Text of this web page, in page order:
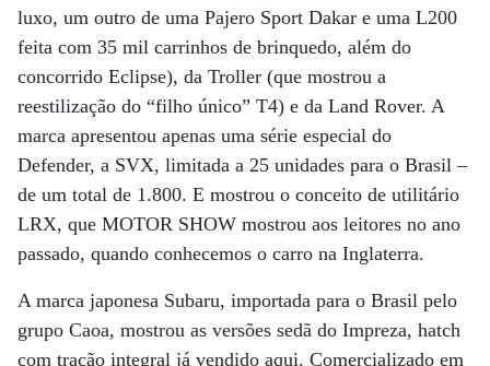
luxo, um outro de uma Pajero Sport Dakar e uma L200
feita com 35 mil carrinhos de brinquedo, além do
concorrido Eclipse), da Troller (que mostrou a
reestilização do “filho único” T4) e da Land Rover. A
marca apresentou apenas uma série especial do
Defender, a SVX, limitada a 25 unidades para o Brasil –
de um total de 1.800. E mostrou o conceito de utilitário
LRX, que MOTOR SHOW mostrou aos leitores no ano
passado, quando conhecemos o carro na Inglaterra.
A marca japonesa Subaru, importada para o Brasil pelo
grupo Caoa, mostrou as versões sedã do Impreza, hatch
com tração integral já vendido aqui. Comercializado em